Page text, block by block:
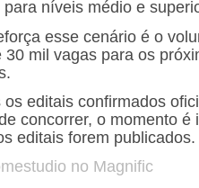
níveis médio e
esse cenário é o
30 mil vagas para os
editais confirmados
concorrer, o momento
editais forem publicados.
no Magnific